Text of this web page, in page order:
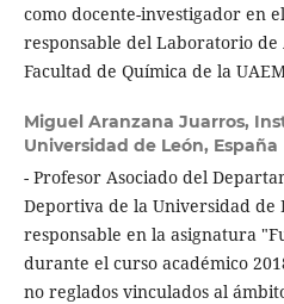
como docente-investigador en
responsable del Laboratorio de
Facultad de Química de la
Miguel Aranzana Juarros,
Universidad de León, España
- Profesor Asociado del
Deportiva de la Universidad de
responsable en la asignatura
durante el curso académico
no reglados vinculados al